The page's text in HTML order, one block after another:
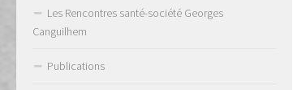
Les Rencontres santé-société Georges
Canguilhem
Publications